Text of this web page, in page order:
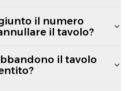
il numero
il tavolo?
il tavolo